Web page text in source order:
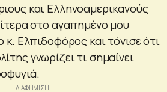
και Ελληνοαμερικανούς
στο αγαπημένο μου
κ. Ελπιδοφόρος και τόνισε ότι
γνωρίζει τι σημαίνει